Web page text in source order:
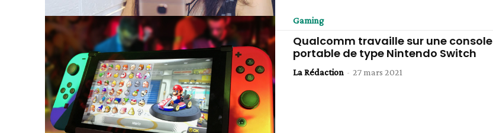
Gaming
Qualcomm travaille sur une console
portable de type Nintendo Switch
La Rédaction - 27 mars 2021